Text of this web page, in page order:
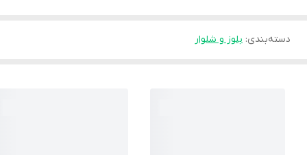
دسته‌بندی: بلوز و شلوار